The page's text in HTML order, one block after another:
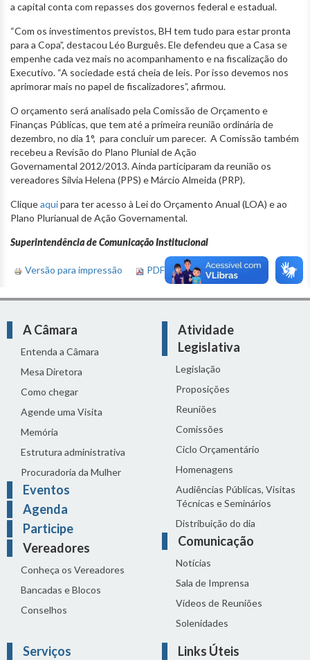
a capital conta com repasses dos governos federal e estadual.
“Com os investimentos previstos, BH tem tudo para estar pronta
para a Copa”, destacou Léo Burguês. Ele defendeu que a Casa se
empenhe cada vez mais no acompanhamento e na fiscalização do
Executivo. “A sociedade está cheia de leis. Por isso devemos nos
aprimorar mais no papel de fiscalizadores”, afirmou.
O orçamento será analisado pela Comissão de Orçamento e
Finanças Públicas, que tem até a primeira reunião ordinária de
dezembro, no dia 1°, para concluir um parecer. A Comissão também
recebeu a Revisão do Plano Plunial de Ação
Governamental 2012/2013. Ainda participaram da reunião os
vereadores Silvia Helena (PPS) e Márcio Almeida (PRP).
Cliqueaquipara ter acesso à Lei do Orçamento Anual (LOA) e ao
Plano Plurianual de Ação Governamental.
Superintendência de Comunicação Institucional
Versão para impressão PDF version
A Câmara
Entenda a Câmara
Mesa Diretora
Como chegar
Agende uma Visita
Memória
Estrutura administrativa
Procuradoria da Mulher
Eventos
Agenda
Participe
Vereadores
Conheça os Vereadores
Bancadas e Blocos
Conselhos
Atividade
Legislativa
Legislação
Proposições
Reuniões
Comissões
Ciclo Orçamentário
Homenagens
Audiências Públicas, Visitas
Técnicas e Seminários
Distribuição do dia
Comunicação
Notícias
Sala de Imprensa
Vídeos de Reuniões
Solenidades
Serviços Links Úteis